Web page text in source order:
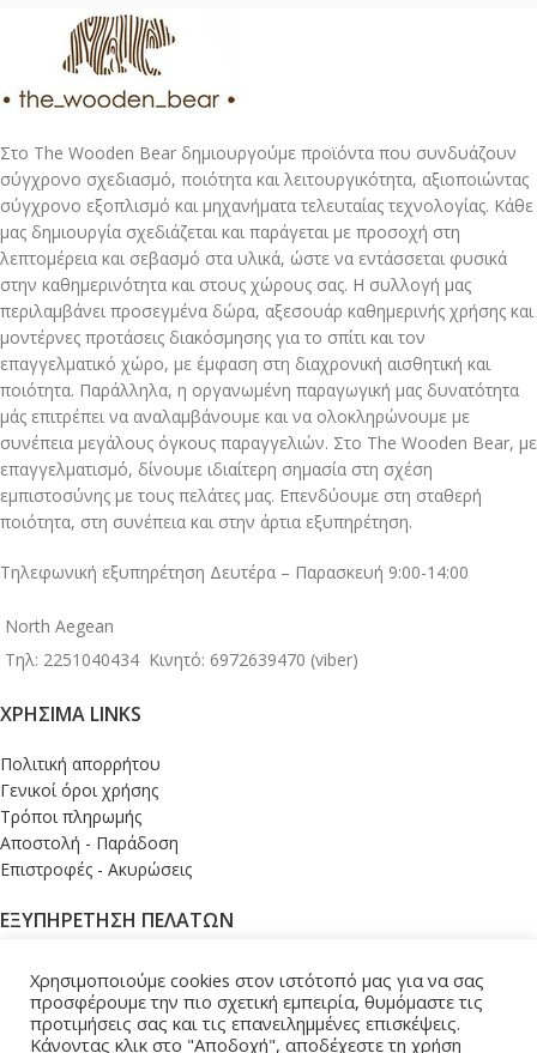
Στο The Wooden Bear δημιουργούμε προϊόντα που συνδυάζουν
σύγχρονο σχεδιασμό, ποιότητα και λειτουργικότητα, αξιοποιώντας
σύγχρονο εξοπλισμό και μηχανήματα τελευταίας τεχνολογίας. Κάθε
μας δημιουργία σχεδιάζεται και παράγεται με προσοχή στη
λεπτομέρεια και σεβασμό στα υλικά, ώστε να εντάσσεται φυσικά
στην καθημερινότητα και στους χώρους σας. Η συλλογή μας
περιλαμβάνει προσεγμένα δώρα, αξεσουάρ καθημερινής χρήσης και
μοντέρνες προτάσεις διακόσμησης για το σπίτι και τον
επαγγελματικό χώρο, με έμφαση στη διαχρονική αισθητική και
ποιότητα. Παράλληλα, η οργανωμένη παραγωγική μας δυνατότητα
μάς επιτρέπει να αναλαμβάνουμε και να ολοκληρώνουμε με
συνέπεια μεγάλους όγκους παραγγελιών. Στο The Wooden Bear, με
επαγγελματισμό, δίνουμε ιδιαίτερη σημασία στη σχέση
εμπιστοσύνης με τους πελάτες μας. Επενδύουμε στη σταθερή
ποιότητα, στη συνέπεια και στην άρτια εξυπηρέτηση.
Τηλεφωνική εξυπηρέτηση Δευτέρα – Παρασκευή 9:00-14:00
North Aegean
Τηλ: 2251040434 Κινητό: 6972639470 (viber)
ΧΡΉΣΙΜΑ LINKS
Πολιτική απορρήτου
Γενικοί όροι χρήσης
Τρόποι πληρωμής
Αποστολή - Παράδοση
Επιστροφές - Ακυρώσεις
ΕΞΥΠΗΡΕΤΗΣΗ ΠΕΛΑΤΩΝ
Σύνδεση
Το καλάθι μου
Ολοκλήρωση παραγγελίας
Χρησιμοποιούμε cookies στον ιστότοπό μας για να σας
προσφέρουμε την πιο σχετική εμπειρία, θυμόμαστε τις
προτιμήσεις σας και τις επανειλημμένες επισκέψεις.
Κάνοντας κλικ στο "Αποδοχή", αποδέχεστε τη χρήση